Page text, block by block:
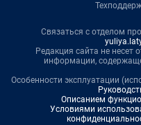
Связаться с отделом
Редакция сайта не несет
информации,
Особенности эксплуатации
Описанием
Условиями